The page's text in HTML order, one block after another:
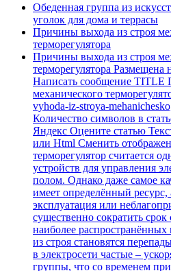
Обеденная группа из
уголок для дома и террасы
Причины выхода из строя
терморегулятора
Причины выхода из строя
терморегулятора Размещена
Написать сообщение TITLE
механического
vyhoda-iz-stroya-
Количество символов в
Яндекс Оцените статью
или Html Cменить
терморегулятор считается
устройств для управления
полом. Однако даже самое
имеет определённый ресурс,
эксплуатация или
существенно сократить
наиболее
из строя становятся
в электросети частые –
группы, что со временем